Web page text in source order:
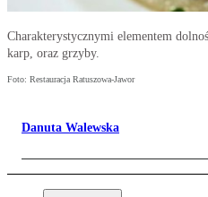
Charakterystycznymi elementem
karp, oraz grzyby.
Foto: Restauracja Ratuszowa-Jawor
Danuta Walewska